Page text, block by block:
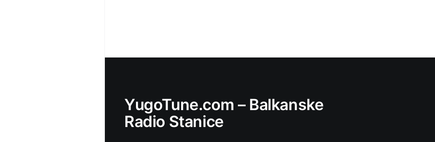
YugoTune.com – Balkanske
Radio Stanice